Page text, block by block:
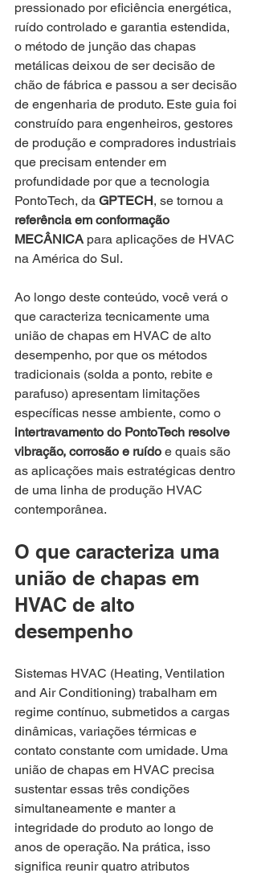
pressionado por eficiência energética,
ruído controlado e garantia estendida,
o método de junção das chapas
metálicas deixou de ser decisão de
chão de fábrica e passou a ser decisão
de engenharia de produto. Este guia foi
construído para engenheiros, gestores
de produção e compradores industriais
que precisam entender em
profundidade por que a tecnologia
PontoTech, da GPTECH, se tornou a
referência em conformação
MECÂNICA para aplicações de HVAC
na América do Sul.
Ao longo deste conteúdo, você verá o
que caracteriza tecnicamente uma
união de chapas em HVAC de alto
desempenho, por que os métodos
tradicionais (solda a ponto, rebite e
parafuso) apresentam limitações
específicas nesse ambiente, como o
intertravamento do PontoTech resolve
vibração, corrosão e ruído e quais são
as aplicações mais estratégicas dentro
de uma linha de produção HVAC
contemporânea.
O que caracteriza uma
união de chapas em
HVAC de alto
desempenho
Sistemas HVAC (Heating, Ventilation
and Air Conditioning) trabalham em
regime contínuo, submetidos a cargas
dinâmicas, variações térmicas e
contato constante com umidade. Uma
união de chapas em HVAC precisa
sustentar essas três condições
simultaneamente e manter a
integridade do produto ao longo de
anos de operação. Na prática, isso
significa reunir quatro atributos